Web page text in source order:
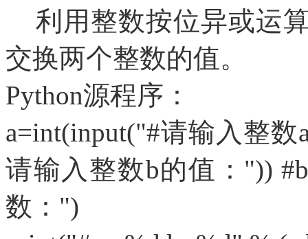
利用整数按位异或运
交换两个整数的值。
Python源程序：
a=int(input("#请输入整
请输入整数b的值："))
数：")